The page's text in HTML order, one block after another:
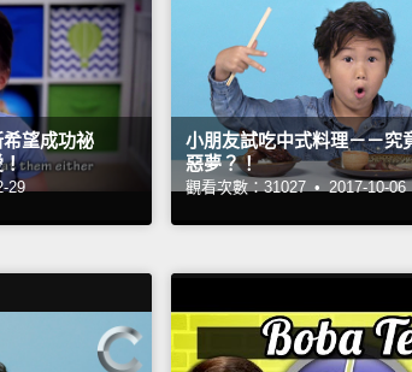
望成功祕
29
小朋友試吃中式料理－－究
惡夢？！
觀看次數：31027 • 2017-10-06